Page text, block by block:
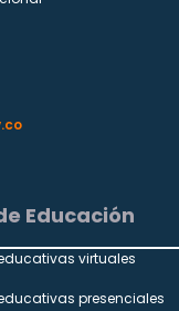
Educación
virtuales
presenciales